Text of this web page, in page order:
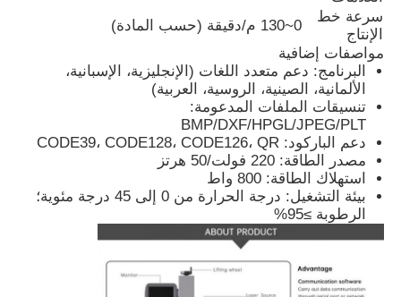
آلة الوسم بالليزر CO2
آلة علامات الليزر UV
طابعة انكجيت
بطاقات الحبر الصناعية
آلة نقل الصفحات
سرعة خط
الإنتاج
0~130 م/دقيقة (حسب المادة)
مواصفات إضافية
البرنامج: دعم متعدد اللغات (الإنجليزية، الإسبانية،
الألمانية، الصينية، الروسية، العربية)
تنسيقات الملفات المدعومة:
BMP/DXF/HPGL/JPEG/PLT
دعم الباركود: CODE39، CODE128، CODE126، QR
مصدر الطاقة: 220 فولت/50 هرتز
استهلاك الطاقة: 800 واط
بيئة التشغيل: درجة الحرارة من 0 إلى 45 درجة مئوية؛
الرطوبة ≥95%